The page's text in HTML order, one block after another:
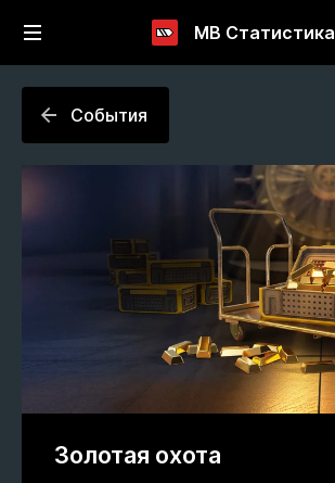
МВ Статистика
События
Золотая охота